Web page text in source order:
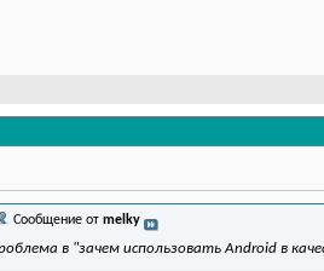
Сообщение от melky
в "зачем использовать Android в